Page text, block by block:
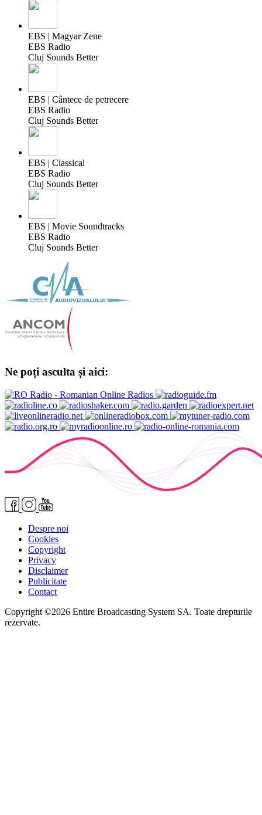
EBS | Magyar Zene
EBS Radio
Cluj Sounds Better
EBS | Cântece de petrecere
EBS Radio
Cluj Sounds Better
EBS | Classical
EBS Radio
Cluj Sounds Better
EBS | Movie Soundtracks
EBS Radio
Cluj Sounds Better
Ne poți asculta și aici:
Despre noi
Cookies
Copyright
Privacy
Disclaimer
Publicitate
Contact
Copyright ©2026 Entire Broadcasting System SA. Toate drepturile
rezervate.